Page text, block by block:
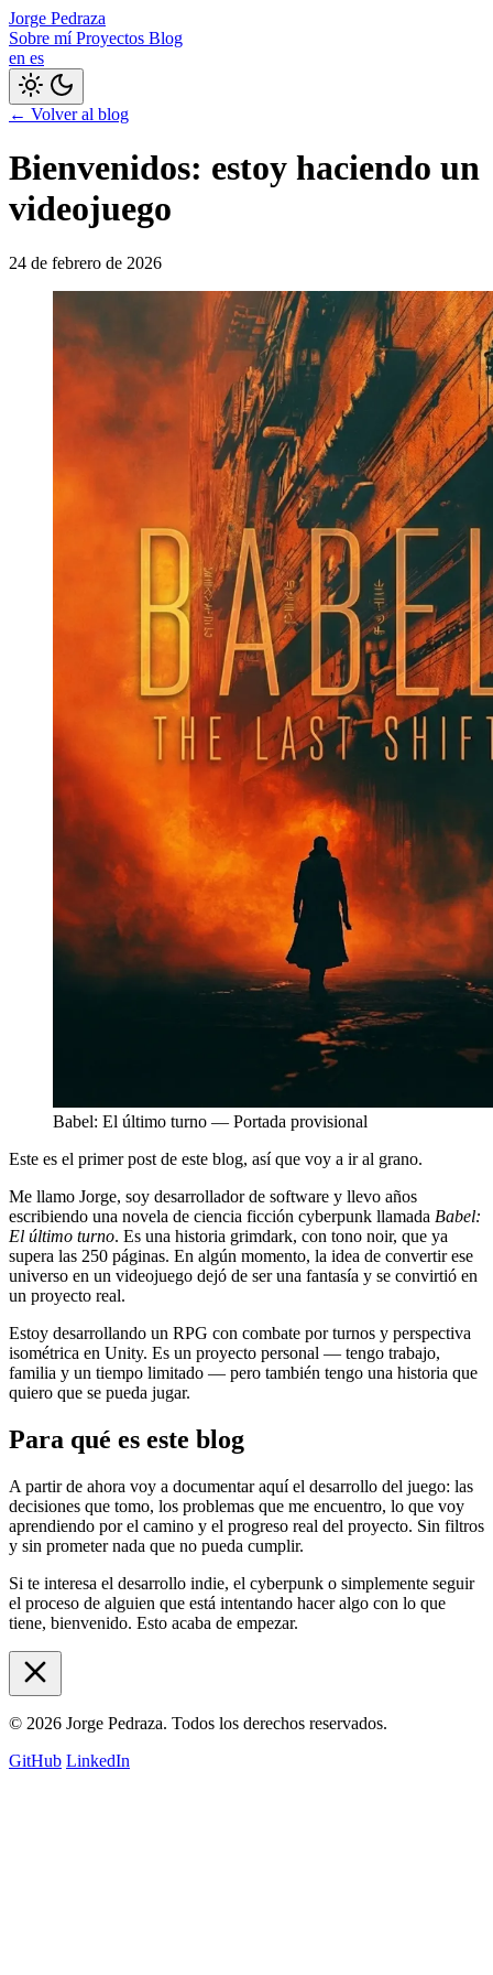
Jorge Pedraza
Sobre míProyectos Blog
en es
← Volver al blog
Bienvenidos: estoy haciendo un
videojuego
24 de febrero de 2026
Babel: El último turno — Portada provisional
Este es el primer post de este blog, así que voy a ir al grano.
Me llamo Jorge, soy desarrollador de software y llevo años
escribiendo una novela de ciencia ficción cyberpunk llamada Babel:
El último turno. Es una historia grimdark, con tono noir, que ya
supera las 250 páginas. En algún momento, la idea de convertir ese
universo en un videojuego dejó de ser una fantasía y se convirtió en
un proyecto real.
Estoy desarrollando un RPG con combate por turnos y perspectiva
isométrica en Unity. Es un proyecto personal — tengo trabajo,
familia y un tiempo limitado — pero también tengo una historia que
quiero que se pueda jugar.
Para qué es este blog
A partir de ahora voy a documentar aquí el desarrollo del juego: las
decisiones que tomo, los problemas que me encuentro, lo que voy
aprendiendo por el camino y el progreso real del proyecto. Sin filtros
y sin prometer nada que no pueda cumplir.
Si te interesa el desarrollo indie, el cyberpunk o simplemente seguir
el proceso de alguien que está intentando hacer algo con lo que
tiene, bienvenido. Esto acaba de empezar.
© 2026 Jorge Pedraza. Todos los derechos reservados.
GitHub LinkedIn